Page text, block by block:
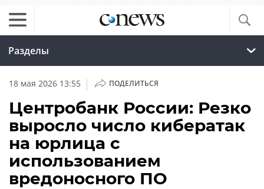
Разделы
18 мая 2026 13:55 | ПОДЕЛИТЬСЯ
Центробанк России: Резко
выросло число кибератак
на юрлица с
использованием
вредоносного ПО